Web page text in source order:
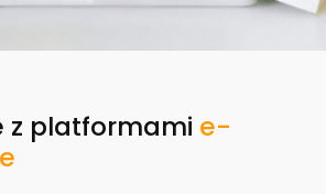
z platformami e-